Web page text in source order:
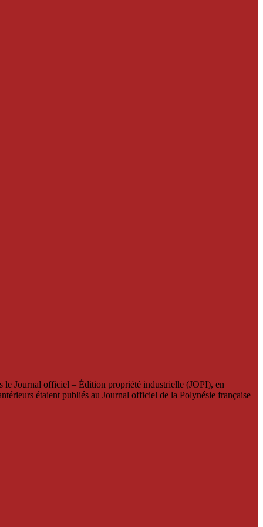
le Journal officiel – Édition propriété industrielle (JOPI), en
étaient publiés au Journal officiel de la Polynésie française